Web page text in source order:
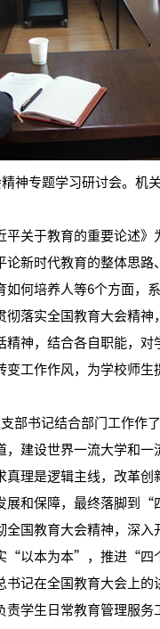
专题学习研讨会。机
于教育的重要论述》
新时代教育的整体思
何培养人等6个方面，
落实全国教育大会精
精神，结合各自职能，
工作作风，为学校师
书记结合部门工作作了
设世界一流大学和一
理是逻辑主线，改革
展和保障，最终落脚到
国教育大会精神，深
“以本为本”，推进“四
在全国教育大会上的
学生日常教育管理服